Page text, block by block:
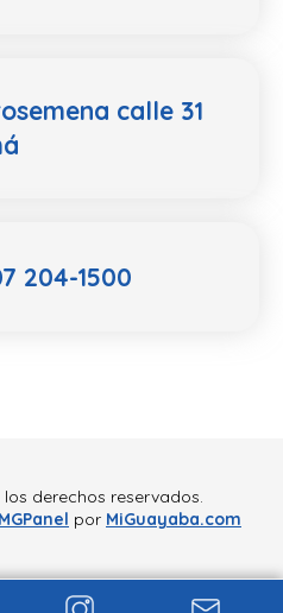
calle 31
204-1500
los derechos reservados.
MGPanel por MiGuayaba.com